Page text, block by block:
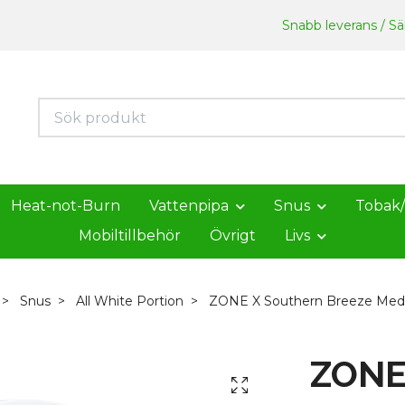
Snabb leverans /
Heat-not-Burn Vattenpipa Snus
Mobiltillbehör
Övrigt Livs
Snus All White Portion ZONE X Southern Breeze